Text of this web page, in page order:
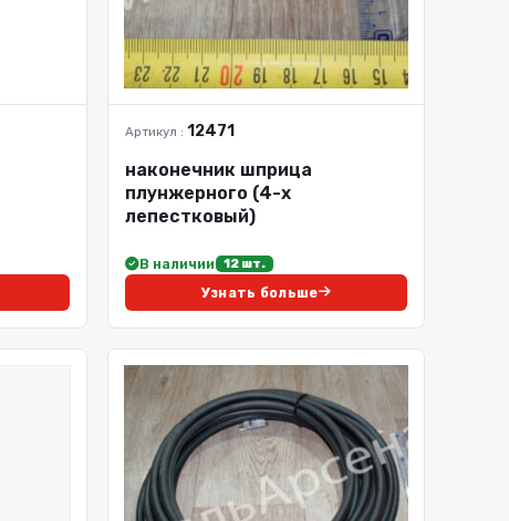
Артикул : 12471
наконечник шприца
плунжерного (4-х
лепестковый)
В наличии 12 шт.
Узнать больше